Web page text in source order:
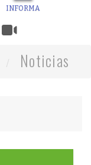
INFORMA
Noticias